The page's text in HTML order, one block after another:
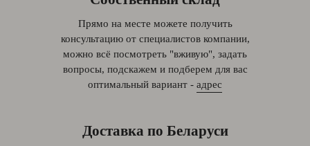
Прямо на месте можете получить
консультацию от специалистов компании,
можно всё посмотреть "вживую", задать
вопросы, подскажем и подберем для вас
оптимальный вариант - адрес
Доставка по Беларуси